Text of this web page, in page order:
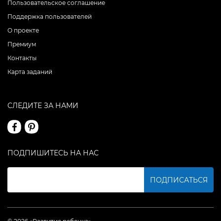
Пользовательское соглашение
Поддержка пользователей
О проекте
Премиум
Контакты
Карта заданий
СЛЕДИТЕ ЗА НАМИ
ПОДПИШИТЕСЬ НА НАС
ПОДПИСАТЬСЯ